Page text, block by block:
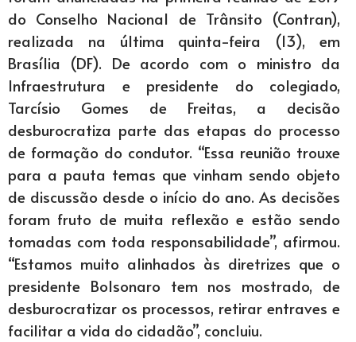
do Conselho Nacional de Trânsito (Contran),
realizada na última quinta-feira (13), em
Brasília (DF). De acordo com o ministro da
Infraestrutura e presidente do colegiado,
Tarcísio Gomes de Freitas, a decisão
desburocratiza parte das etapas do processo
de formação do condutor. “Essa reunião trouxe
para a pauta temas que vinham sendo objeto
de discussão desde o início do ano. As decisões
foram fruto de muita reflexão e estão sendo
tomadas com toda responsabilidade”, afirmou.
“Estamos muito alinhados às diretrizes que o
presidente Bolsonaro tem nos mostrado, de
desburocratizar os processos, retirar entraves e
facilitar a vida do cidadão”, concluiu.